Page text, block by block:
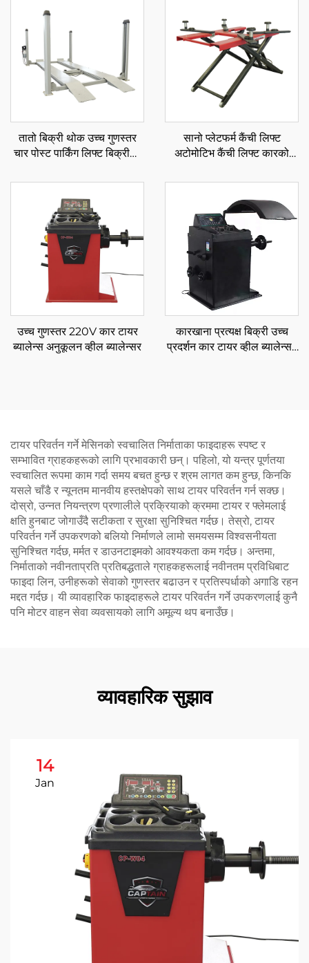
तातो बिक्री थोक उच्च गुणस्तर
चार पोस्ट पार्किंग लिफ्ट बिक्रीको
सानो प्लेटफर्म कैंची लिफ्ट
अटोमोटिभ कैंची लिफ्ट कारको
उच्च गुणस्तर 220V कार टायर
ब्यालेन्स अनुकूलन व्हील ब्यालेन्सर
कारखाना प्रत्यक्ष बिक्री उच्च
प्रदर्शन कार टायर व्हील ब्यालेन्सर
टायर परिवर्तन गर्ने मेसिनको स्वचालित निर्माताका फाइदाहरू स्पष्ट र
सम्भावित ग्राहकहरूको लागि प्रभावकारी छन्। पहिलो, यो यन्त्र पूर्णतया
स्वचालित रूपमा काम गर्दा समय बचत हुन्छ र श्रम लागत कम हुन्छ, किनकि
यसले चाँडै र न्यूनतम मानवीय हस्तक्षेपको साथ टायर परिवर्तन गर्न सक्छ।
दोस्रो, उन्नत नियन्त्रण प्रणालीले प्रक्रियाको क्रममा टायर र फ्लेमलाई
क्षति हुनबाट जोगाउँदै सटीकता र सुरक्षा सुनिश्चित गर्दछ। तेस्रो, टायर
परिवर्तन गर्ने उपकरणको बलियो निर्माणले लामो समयसम्म विश्वसनीयता
सुनिश्चित गर्दछ, मर्मत र डाउनटाइमको आवश्यकता कम गर्दछ। अन्तमा,
निर्माताको नवीनताप्रति प्रतिबद्धताले ग्राहकहरूलाई नवीनतम प्रविधिबाट
फाइदा लिन, उनीहरूको सेवाको गुणस्तर बढाउन र प्रतिस्पर्धाको अगाडि रहन
मद्दत गर्दछ। यी व्यावहारिक फाइदाहरूले टायर परिवर्तन गर्ने उपकरणलाई कुनै
पनि मोटर वाहन सेवा व्यवसायको लागि अमूल्य थप बनाउँछ।
व्यावहारिक सुझाव
14
Jan